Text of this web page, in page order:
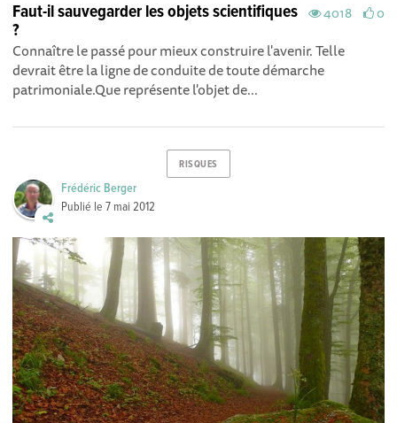
4018 0
Faut-il sauvegarder les objets scientifiques
?
Connaître le passé pour mieux construire l'avenir. Telle
devrait être la ligne de conduite de toute démarche
patrimoniale.Que représente l'objet de...
RISQUES
Frédéric Berger
Publié le7 mai 2012